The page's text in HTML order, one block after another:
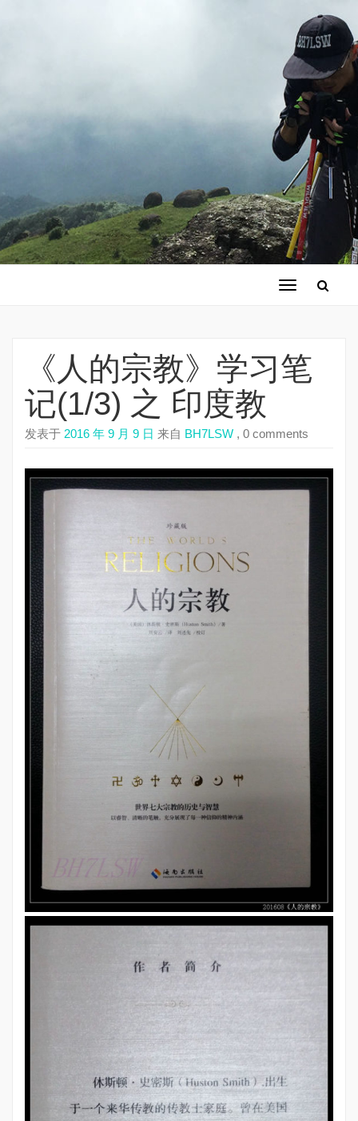
切
《人的宗教》学习笔
记(1/3) 之 印度教
发表于 2016 年 9 月 9 日 来自 BH7LSW , 0 comments